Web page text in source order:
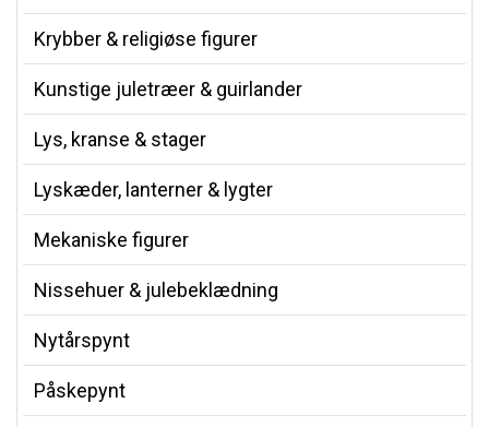
Krybber & religiøse figurer
Kunstige juletræer & guirlander
Lys, kranse & stager
Lyskæder, lanterner & lygter
Mekaniske figurer
Nissehuer & julebeklædning
Nytårspynt
Påskepynt